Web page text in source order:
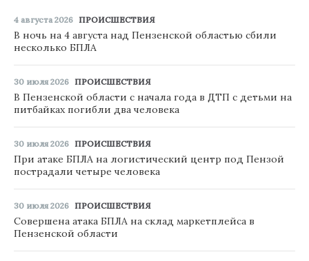
4 августа 2026 ПРОИСШЕСТВИЯ
В ночь на 4 августа над Пензенской областью сбили
несколько БПЛА
30 июля 2026 ПРОИСШЕСТВИЯ
В Пензенской области с начала года в ДТП с детьми на
питбайках погибли два человека
30 июля 2026 ПРОИСШЕСТВИЯ
При атаке БПЛА на логистический центр под Пензой
пострадали четыре человека
30 июля 2026 ПРОИСШЕСТВИЯ
Совершена атака БПЛА на склад маркетплейса в
Пензенской области